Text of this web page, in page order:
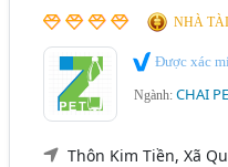
NHÀ
Được xác
Ngành:CHAI
Thôn Kim Tiền, Xã